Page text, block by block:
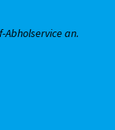
Abholservice an.